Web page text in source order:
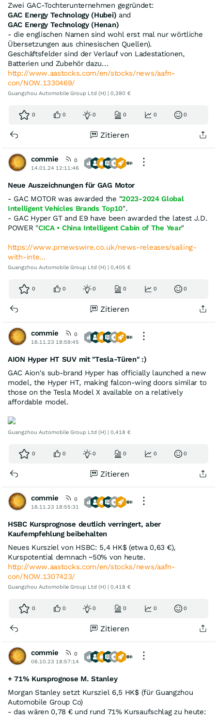
Zwei GAC-Tochterunternehmen gegründet:
GAC Energy Technology (Hubei) and
GAC Energy Technology (Henan)
- die englischen Namen sind wohl erst mal nur wörtliche
Übersetzungen aus chinesischen Quellen).
Geschäftsfelder sind der Verlauf von Ladestationen,
Batterien und Zubehör dazu...
http://www.aastocks.com/en/stocks/news/aafn-
con/NOW.1330469/
Guangzhou Automobile Group Ltd (H) | 0,390 €
0 0 0 0 0 0
Zitieren
commie
0
14.01.24 12:11:46
Neue Auszeichnungen für GAG Motor
- GAC MOTOR was awarded the "2023-2024 Global
Intelligent Vehicles Brands Top10".
- GAC Hyper GT and E9 have been awarded the latest J.D.
POWER "CICA • China Intelligent Cabin of The Year"
https://www.prnewswire.co.uk/news-releases/sailing-
with-inte…
Guangzhou Automobile Group Ltd (H) | 0,405 €
0 0 0 0 0 0
Zitieren
commie
0
16.11.23 18:59:45
AION Hyper HT SUV mit "Tesla-Türen" :)
GAC Aion's sub-brand Hyper has officially launched a new
model, the Hyper HT, making falcon-wing doors similar to
those on the Tesla Model X available on a relatively
affordable model.
Guangzhou Automobile Group Ltd (H) | 0,418 €
0 0 0 0 0 0
Zitieren
commie
0
16.11.23 18:55:31
HSBC Kursprognose deutlich verringert, aber
Kaufempfehlung beibehalten
Neues Kursziel von HSBC: 5,4 HK$ (etwa 0,63 €),
Kurspotential demnach ~50% von heute.
http://www.aastocks.com/en/stocks/news/aafn-
con/NOW.1307423/
Guangzhou Automobile Group Ltd (H) | 0,418 €
0 0 0 0 0 0
Zitieren
commie
0
06.10.23 18:57:14
+ 71% Kursprognose M. Stanley
Morgan Stanley setzt Kursziel 6,5 HK$ (für Guangzhou
Automobile Group Co)
- das wären 0,78 € und rund 71% Kursaufschlag zu heute: